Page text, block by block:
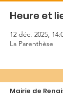
Heure et
12 déc. 2025,
La Parenthèse
Mairie de